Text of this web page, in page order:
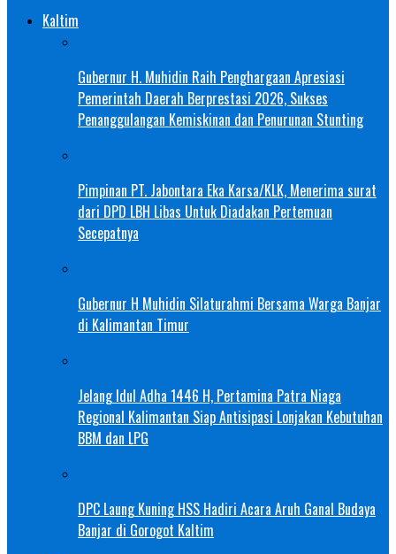
Kaltim
Gubernur H. Muhidin Raih Penghargaan Apresiasi
Pemerintah Daerah Berprestasi 2026, Sukses
Penanggulangan Kemiskinan dan Penurunan Stunting
Pimpinan PT. Jabontara Eka Karsa/KLK, Menerima surat
dari DPD LBH Libas Untuk Diadakan Pertemuan
Secepatnya
Gubernur H Muhidin Silaturahmi Bersama Warga Banjar
di Kalimantan Timur
Jelang Idul Adha 1446 H, Pertamina Patra Niaga
Regional Kalimantan Siap Antisipasi Lonjakan Kebutuhan
BBM dan LPG
DPC Laung Kuning HSS Hadiri Acara Aruh Ganal Budaya
Banjar di Gorogot Kaltim